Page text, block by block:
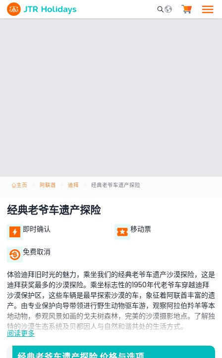
Mobile Search
主页 阿联酋 迪拜 经典老爷车遗产探险
经典老爷车遗产探险
即时确认 移动票
免费取消
体验迪拜旧时光的魅力，乘坐我们的经典老爷车遗产沙漠探险，这是
迪拜获奖最多的沙漠探险。乘坐标志性的1950年代老爷车穿越迪拜
沙漠保护区，这些车辆是最早探索沙漠的车，象征着阿联酋丰富的遗
产。由专业保护向导带领进行野生动物驱车游，观察阿拉伯羚羊等本
地动物，参观风景如画的戈夫树森林，完美的沙漠摄影地点。了解独
特的沙漠生态系统及贝都因人与自然和谐共处的生活方式。
观看精彩的猎鹰表演，展示古老贝都因人的狩猎技巧及猎鹰翱翔之
美，伴随着金色日落映照的沙丘。抵达一个正宗的贝都因帐篷营地，
阅读更多